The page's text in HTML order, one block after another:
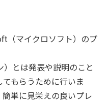
（マイクロソフト）のプ
とは発表や説明のこと
もらうために行いま
単に見栄えの良いプレ